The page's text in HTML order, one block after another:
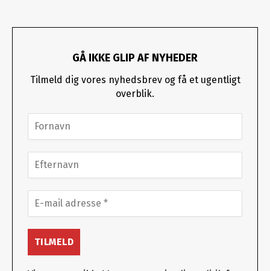
GÅ IKKE GLIP AF NYHEDER
Tilmeld dig vores nyhedsbrev og få et ugentligt
overblik.